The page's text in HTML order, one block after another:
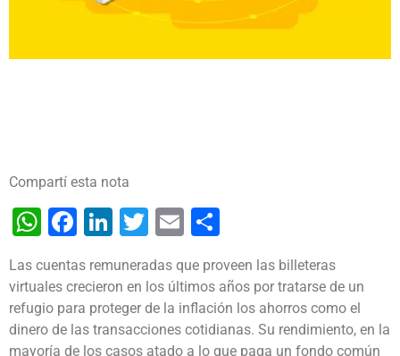
Compartí esta nota
WhatsApp
Facebook
LinkedIn
Twitter
Email
Las cuentas remuneradas que proveen las billeteras
virtuales crecieron en los últimos años por tratarse de un
refugio para proteger de la inflación los ahorros como el
dinero de las transacciones cotidianas. Su rendimiento, en la
mayoría de los casos atado a lo que paga un fondo común